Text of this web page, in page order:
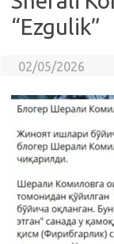
“Ezgulik”
02/05/2026